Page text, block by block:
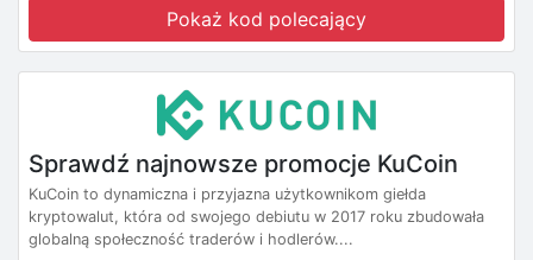
Pokaż kod polecający
Sprawdź najnowsze promocje KuCoin
KuCoin to dynamiczna i przyjazna użytkownikom giełda
kryptowalut, która od swojego debiutu w 2017 roku zbudowała
globalną społeczność traderów i hodlerów....